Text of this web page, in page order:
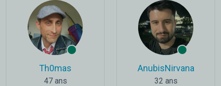
Th0mas
47 ans
AnubisNirvana
32 ans